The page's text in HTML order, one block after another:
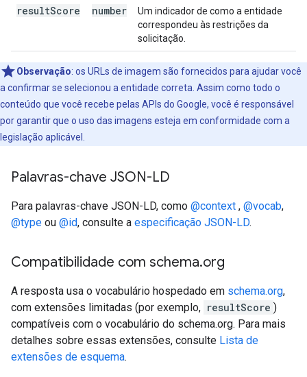
resultScore number
Um indicador de como a entidade
correspondeu às restrições da
solicitação.
Observação: os URLs de imagem são fornecidos para ajudar você
a confirmar se selecionou a entidade correta. Assim como todo o
conteúdo que você recebe pelas APIs do Google, você é responsável
por garantir que o uso das imagens esteja em conformidade com a
legislação aplicável.
Palavras-chave JSON-LD
Para palavras-chave JSON-LD, como @context , @vocab,
@type ou @id, consulte a especificação JSON-LD.
Compatibilidade com schema.org
A resposta usa o vocabulário hospedado em schema.org,
com extensões limitadas (por exemplo, resultScore )
compatíveis com o vocabulário do schema.org. Para mais
detalhes sobre essas extensões, consulte Lista de
extensões de esquema.